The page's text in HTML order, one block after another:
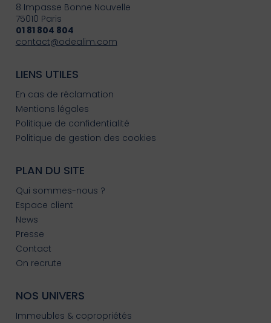
8 Impasse Bonne Nouvelle
75010 Paris
01 81 804 804
contact@odealim.com
LIENS UTILES
En cas de réclamation
Mentions légales
Politique de confidentialité
Politique de gestion des cookies
PLAN DU SITE
Qui sommes-nous ?
Espace client
News
Presse
Contact
On recrute
NOS UNIVERS
Immeubles & copropriétés